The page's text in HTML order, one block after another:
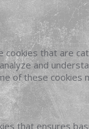
that are
and
of these cookies
that ensures